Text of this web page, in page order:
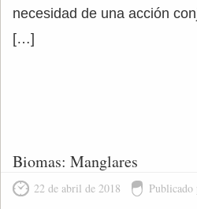
necesidad de una acción
[…]
Biomas: Manglares
22 de abril de 2018 Publicado